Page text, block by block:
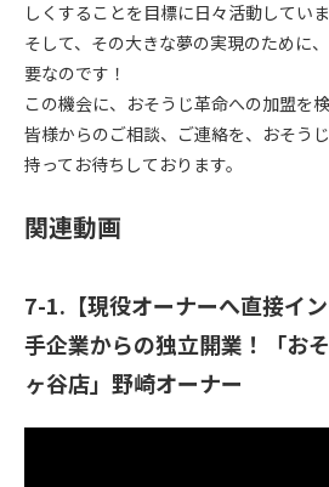
しくすることを目標に日々活動していま
そして、その大きな夢の実現のために
要なのです！
この機会に、おそうじ革命への加盟を
皆様からのご相談、ご連絡を、おそう
持ってお待ちしております。
関連動画
7-1.【現役オーナーへ直接イ
手企業からの独立開業！「お
ヶ谷店」野崎オーナー